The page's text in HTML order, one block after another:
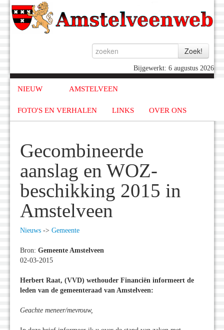
Bijgewerkt: 6 augustus 2026
NIEUW AMSTELVEEN
FOTO'S EN VERHALEN LINKS OVER ONS
Gecombineerde
aanslag en WOZ-
beschikking 2015 in
Amstelveen
Nieuws -> Gemeente
Bron: Gemeente Amstelveen
02-03-2015
Herbert Raat, (VVD) wethouder Financiën informeert de
leden van de gemeenteraad van Amstelveen:
Geachte meneer/mevrouw,